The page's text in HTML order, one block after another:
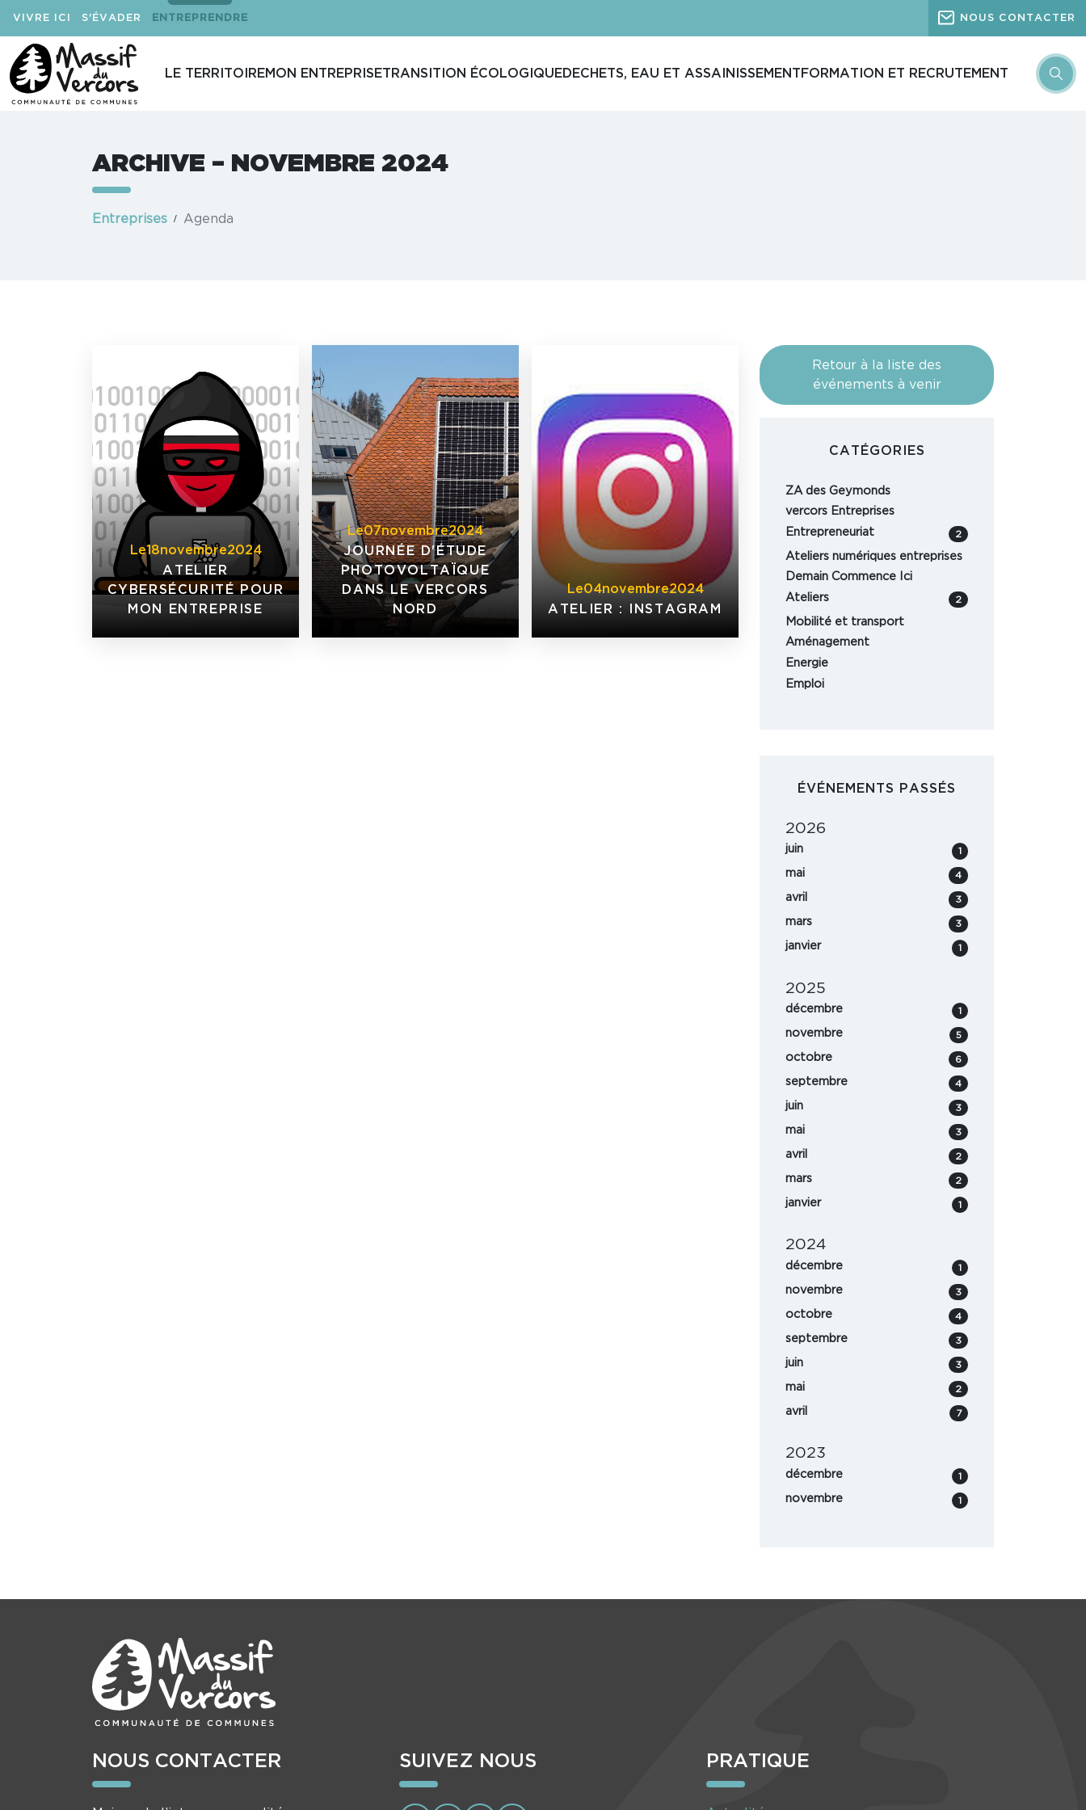
VIVRE ICI S'ÉVADER ENTREPRENDRE NOUS CONTACTER
LE TERRITOIREMON ENTREPRISETRANSITION ÉCOLOGIQUEDECHETS, EAU ET ASSAINISSEMENT FORMATION ET RECRUTEMENT
ARCHIVE – NOVEMBRE 2024
Entreprises Agenda
Le18novembre2024
ATELIER
CYBERSÉCURITÉ POUR
MON ENTREPRISE
Le07novembre2024
JOURNÉE D'ÉTUDE
PHOTOVOLTAÏQUE
DANS LE VERCORS
NORD
Le04novembre2024
ATELIER : INSTAGRAM
Retour à la liste des
événements à venir
CATÉGORIES
ZA des Geymonds
vercors Entreprises
Entrepreneuriat
2
Ateliers numériques entreprises
Demain Commence Ici
Ateliers
2
Mobilité et transport
Aménagement
Energie
Emploi
ÉVÉNEMENTS PASSÉS
2026
juin 1
mai 4
avril 3
mars 3
janvier 1
2025
décembre 1
novembre 5
octobre 6
septembre 4
juin 3
mai 3
avril 2
mars 2
janvier 1
2024
décembre 1
novembre 3
octobre 4
septembre 3
juin 3
mai 2
avril 7
2023
décembre 1
novembre 1
NOUS CONTACTER SUIVEZ NOUS PRATIQUE